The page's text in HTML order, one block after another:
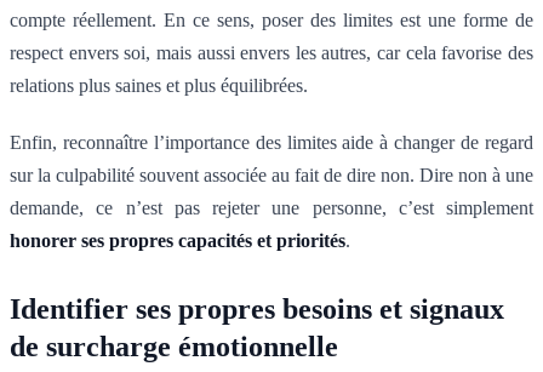
compte réellement. En ce sens, poser des limites est une forme de
respect envers soi, mais aussi envers les autres, car cela favorise des
relations plus saines et plus équilibrées.
Enfin, reconnaître l’importance des limites aide à changer de regard
sur la culpabilité souvent associée au fait de dire non. Dire non à une
demande, ce n’est pas rejeter une personne, c’est simplement
honorer ses propres capacités et priorités.
Identifier ses propres besoins et signaux
de surcharge émotionnelle